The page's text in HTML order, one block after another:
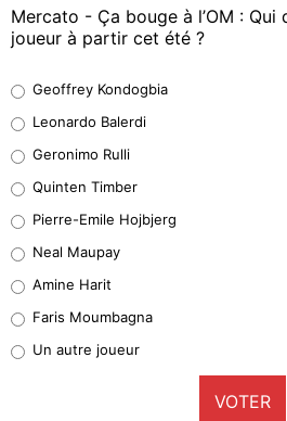
Mercato - Ça bouge à l’OM :
joueur à partir cet été ?
38%
32%
5%
1%
9%
Geoffrey Kondogbia
Leonardo Balerdi
Geronimo Rulli
Quinten Timber
Pierre-Emile Hojbjerg
Neal Maupay
Amine Harit
Faris Moumbagna
Un autre joueur
VOTER